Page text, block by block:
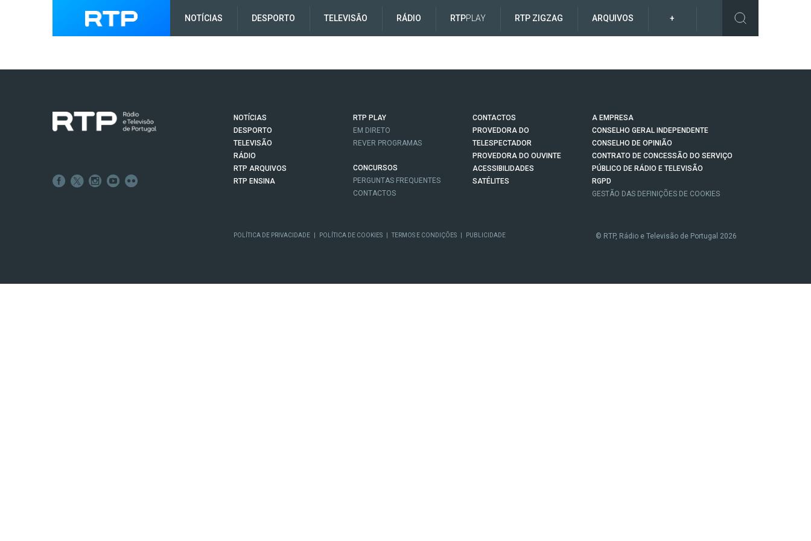
NOTÍCIAS DESPORTO TELEVISÃO RÁDIO RTPPLAY RTP ZIGZAG ARQUIVOS +
NOTÍCIAS
DESPORTO
TELEVISÃO
RÁDIO
RTP ARQUIVOS
RTP ENSINA
RTP PLAY
EM DIRETO
REVER PROGRAMAS
CONCURSOS
PERGUNTAS FREQUENTES
CONTACTOS
CONTACTOS
PROVEDORA DO
TELESPECTADOR
PROVEDORA DO OUVINTE
ACESSIBILIDADES
SATÉLITES
A EMPRESA
CONSELHO GERAL INDEPENDENTE
CONSELHO DE OPINIÃO
CONTRATO DE CONCESSÃO DO SERVIÇO
PÚBLICO DE RÁDIO E TELEVISÃO
RGPD
GESTÃO DAS DEFINIÇÕES DE COOKIES
POLÍTICA DE PRIVACIDADE POLÍTICA DE COOKIES TERMOS E CONDIÇÕES PUBLICIDADE © RTP, Rádio e Televisão de Portugal 2026